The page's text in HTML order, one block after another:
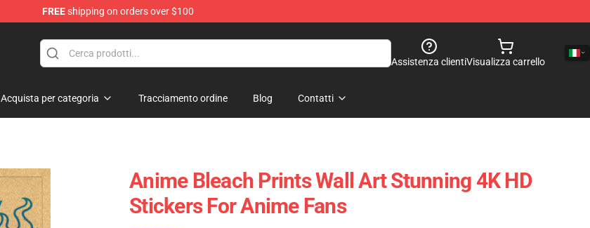
FREEshipping on orders over $100
Assistenza clientiVisualizza carrello
Acquista per categoria Tracciamento ordine Blog Contatti
Anime Bleach Prints Wall Art Stunning 4K HD
Stickers For Anime Fans